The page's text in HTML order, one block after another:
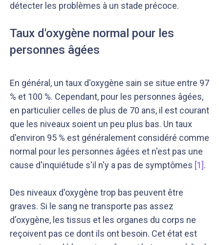
détecter les problèmes à un stade précoce.
Taux d'oxygène normal pour les
personnes âgées
En général, un taux d'oxygène sain se situe entre 97
% et 100 %. Cependant, pour les personnes âgées,
en particulier celles de plus de 70 ans, il est courant
que les niveaux soient un peu plus bas. Un taux
d'environ 95 % est généralement considéré comme
normal pour les personnes âgées et n'est pas une
cause d'inquiétude s'il n'y a pas de symptômes [1].
Des niveaux d'oxygène trop bas peuvent être
graves. Si le sang ne transporte pas assez
d'oxygène, les tissus et les organes du corps ne
reçoivent pas ce dont ils ont besoin. Cet état est